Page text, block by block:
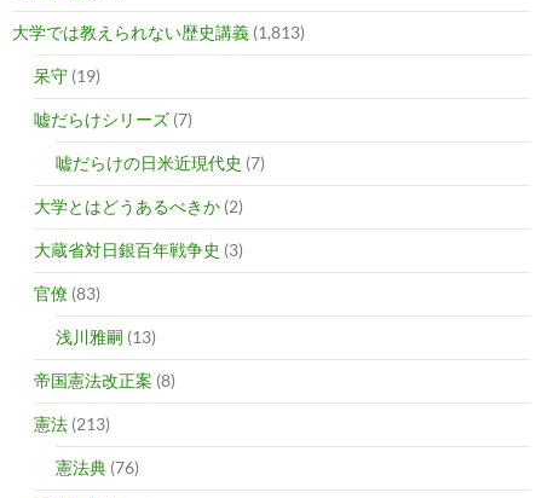
大学では教えられない歴史講義 (1,813)
呆守 (19)
嘘だらけシリーズ (7)
嘘だらけの日米近現代史 (7)
大学とはどうあるべきか (2)
大蔵省対日銀百年戦争史 (3)
官僚 (83)
浅川雅嗣 (13)
帝国憲法改正案 (8)
憲法 (213)
憲法典 (76)